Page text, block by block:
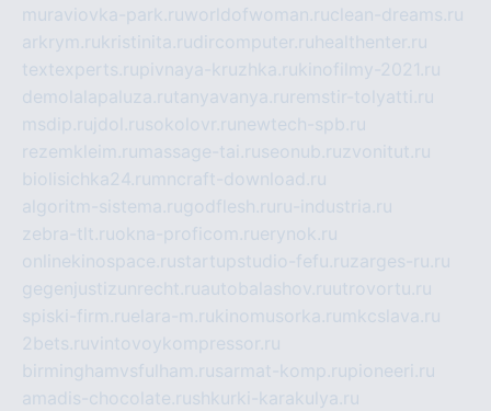
muraviovka-park.ruworldofwoman.ruclean-dreams.ru
arkrym.rukristinita.rudircomputer.ru healthenter.ru
textexperts.rupivnaya-kruzhka.rukinofilmy-2021.ru
demolalapaluza.rutanyavanya.ru remstir-tolyatti.ru
msdip.ru jdol.rusokolovr.ru newtech-spb.ru
rezemkleim.ru massage-tai.ruseonub.ruzvonitut.ru
biolisichka24.ru mncraft-download.ru
algoritm-sistema.rugodflesh.ru ru-industria.ru
zebra-tlt.ruokna-proficom.ruerynok.ru
onlinekinospace.rustartupstudio-fefu.ruzarges-ru.ru
gegenjustizunrecht.ruautobalashov.ruutrovortu.ru
spiski-firm.ruelara-m.rukinomusorka.ru mkcslava.ru
2bets.ruvintovoykompressor.ru
birminghamvsfulham.rusarmat-komp.rupioneeri.ru
amadis-chocolate.rushkurki-karakulya.ru